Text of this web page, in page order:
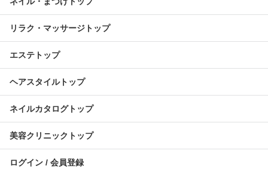
リラク・マッサージトップ
エステトップ
ヘアスタイルトップ
ネイルカタログトップ
美容クリニックトップ
ログイン / 会員登録